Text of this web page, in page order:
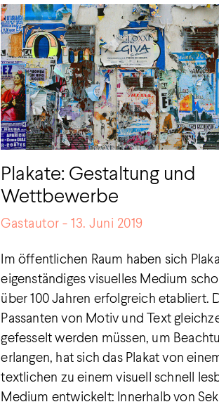
Plakate: Gestaltung und
Wettbewerbe
Gastautor 13. Juni 2019
Im öffentlichen Raum haben sich
eigenständiges visuelles Medium
über 100 Jahren erfolgreich etabliert.
Passanten von Motiv und Text
gefesselt werden müssen, um
erlangen, hat sich das Plakat von
textlichen zu einem visuell schnell
Medium entwickelt: Innerhalb von